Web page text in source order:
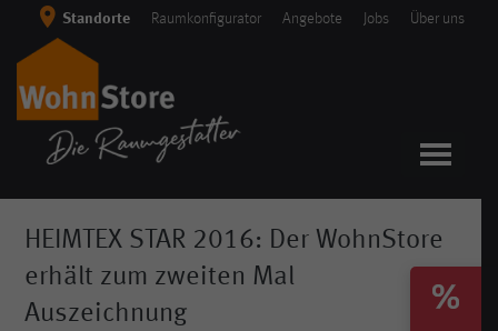
content
Standorte Raumkonfigurator Angebote Jobs Über uns
HEIMTEX STAR 2016: Der WohnStore
erhält zum zweiten Mal
Auszeichnung